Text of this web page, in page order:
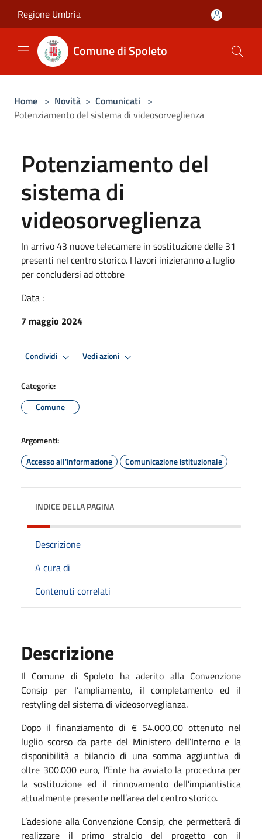
Regione Umbria
Comune di Spoleto
Home > Novità > Comunicati >
Potenziamento del sistema di videosorveglienza
Potenziamento del
sistema di
videosorveglienza
In arrivo 43 nuove telecamere in sostituzione delle 31
presenti nel centro storico. I lavori inizieranno a luglio
per concludersi ad ottobre
Data :
7 maggio 2024
Condividi Vedi azioni
Categorie:
Comune
Argomenti:
Accesso all'informazione
Comunicazione istituzionale
INDICE DELLA PAGINA
Descrizione
A cura di
Contenuti correlati
Descrizione
Il Comune di Spoleto ha aderito alla Convenzione
Consip per l’ampliamento, il completamento ed il
restyling del sistema di videosorveglianza.
Dopo il finanziamento di € 54.000,00 ottenuto nel
luglio scorso da parte del Ministero dell’Interno e la
disponibilità a bilancio di una somma aggiuntiva di
oltre 300.000 euro, l’Ente ha avviato la procedura per
la sostituzione ed il rinnovamento dell’impiantistica
attualmente presente nell’area del centro storico.
L’adesione alla Convenzione Consip, che permetterà di
realizzare il primo stralcio del progetto con il